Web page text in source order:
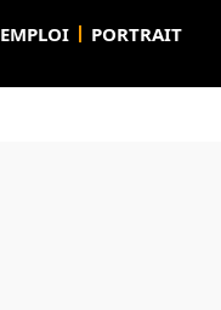
EMPLOI PORTRAIT